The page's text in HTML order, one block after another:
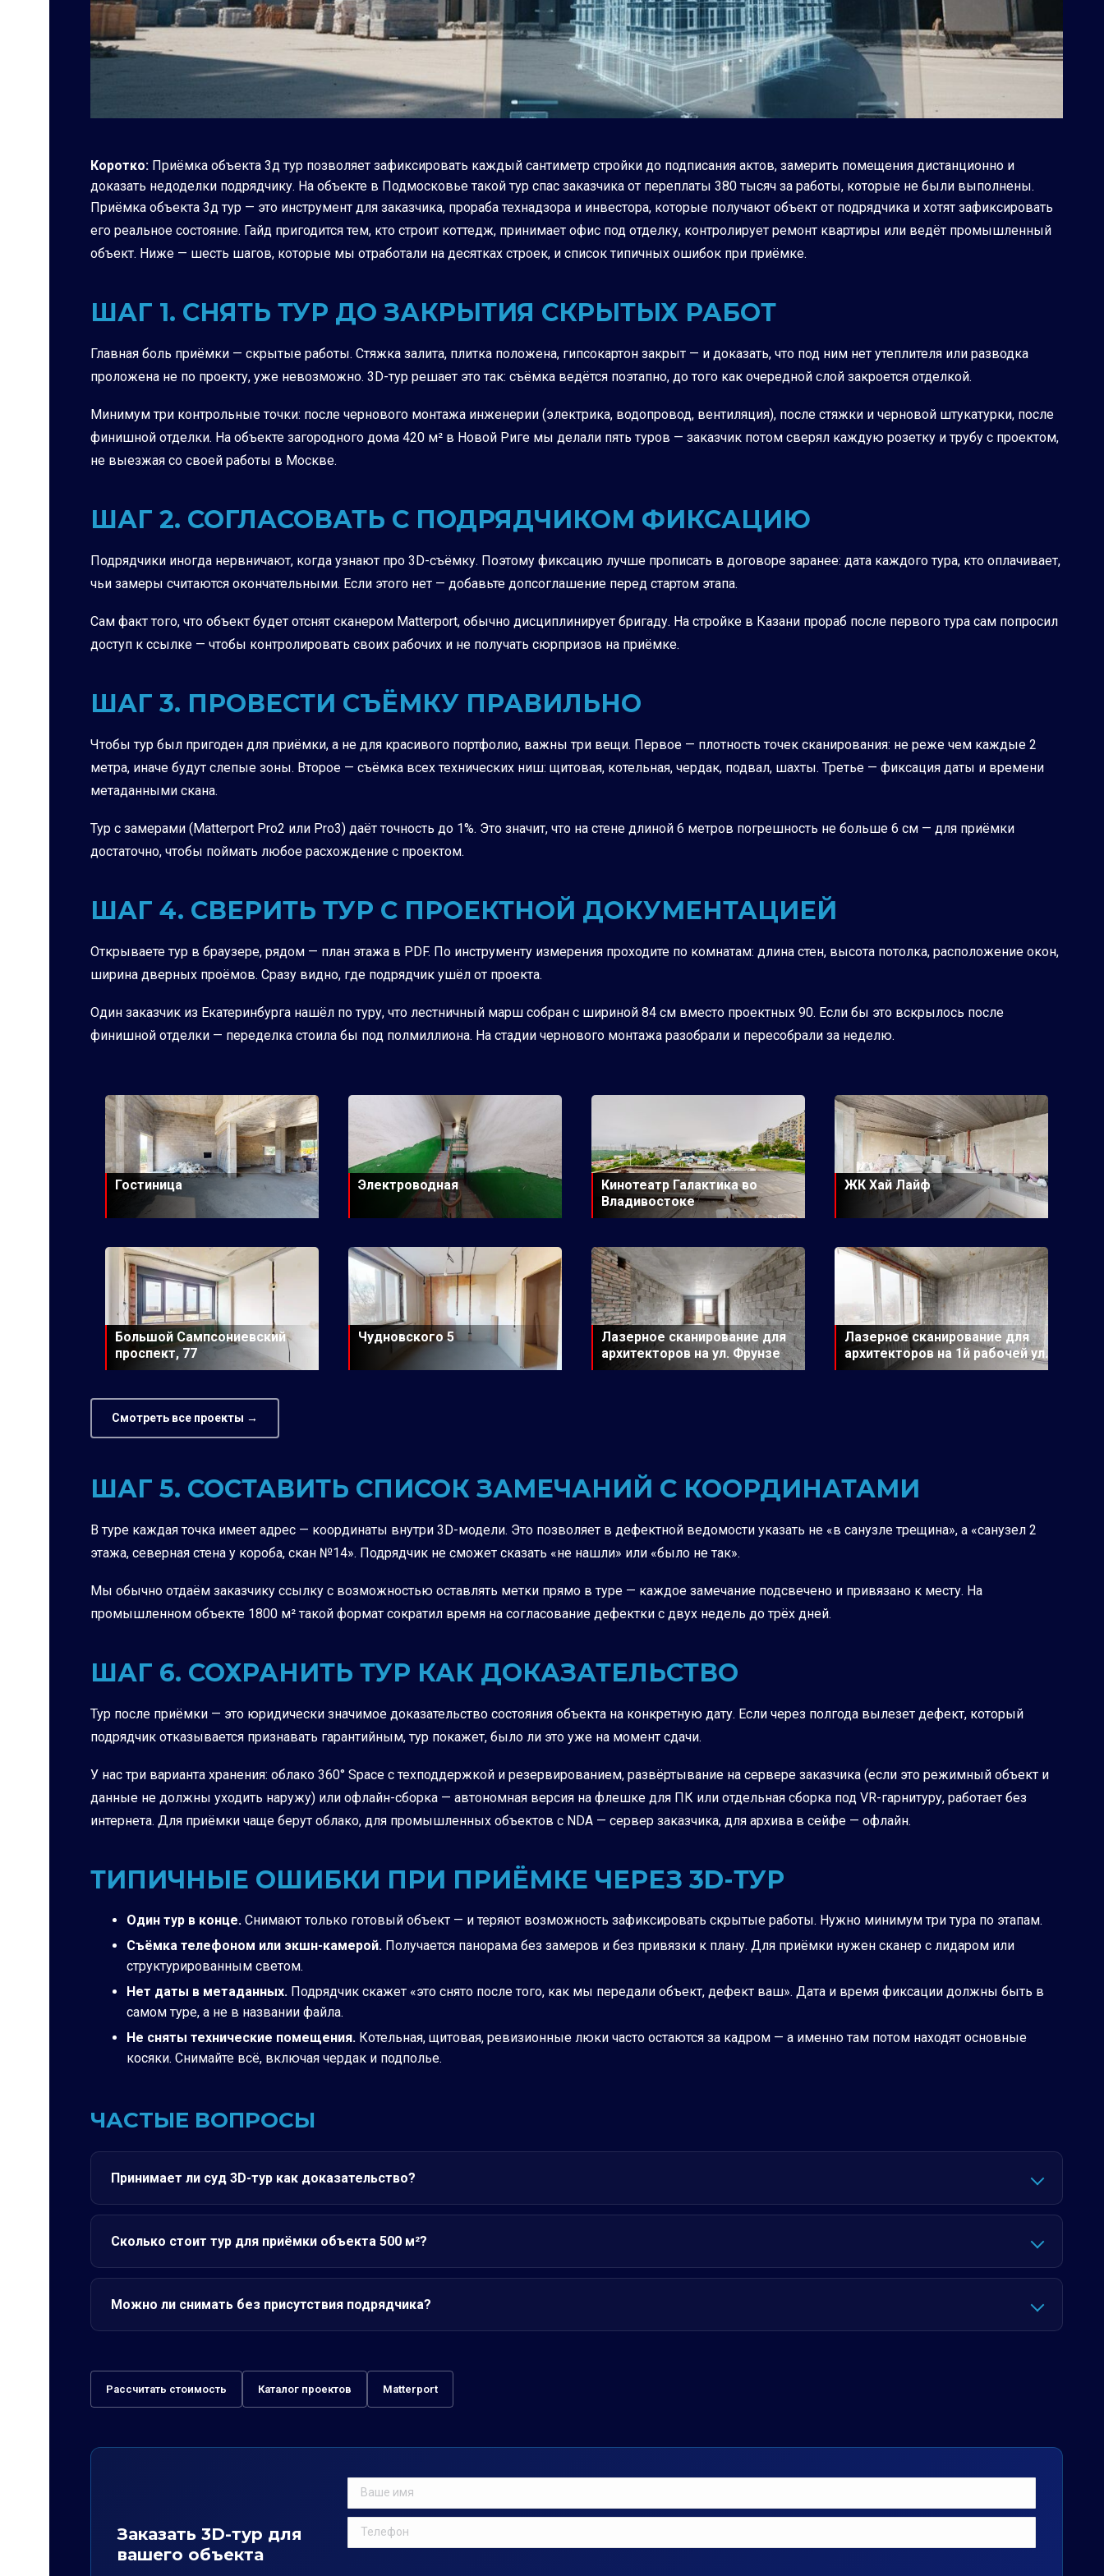
Коротко: Приёмка объекта 3д тур позволяет зафиксировать каждый сантиметр стройки до подписания актов, замерить помещения дистанционно и
доказать недоделки подрядчику. На объекте в Подмосковье такой тур спас заказчика от переплаты 380 тысяч за работы, которые не были выполнены.
Приёмка объекта 3д тур — это инструмент для заказчика, прораба технадзора и инвестора, которые получают объект от подрядчика и хотят зафиксировать
его реальное состояние. Гайд пригодится тем, кто строит коттедж, принимает офис под отделку, контролирует ремонт квартиры или ведёт промышленный
объект. Ниже — шесть шагов, которые мы отработали на десятках строек, и список типичных ошибок при приёмке.
ШАГ 1. СНЯТЬ ТУР ДО ЗАКРЫТИЯ СКРЫТЫХ РАБОТ
Главная боль приёмки — скрытые работы. Стяжка залита, плитка положена, гипсокартон закрыт — и доказать, что под ним нет утеплителя или разводка
проложена не по проекту, уже невозможно. 3D-тур решает это так: съёмка ведётся поэтапно, до того как очередной слой закроется отделкой.
Минимум три контрольные точки: после чернового монтажа инженерии (электрика, водопровод, вентиляция), после стяжки и черновой штукатурки, после
финишной отделки. На объекте загородного дома 420 м² в Новой Риге мы делали пять туров — заказчик потом сверял каждую розетку и трубу с проектом,
не выезжая со своей работы в Москве.
ШАГ 2. СОГЛАСОВАТЬ С ПОДРЯДЧИКОМ ФИКСАЦИЮ
Подрядчики иногда нервничают, когда узнают про 3D-съёмку. Поэтому фиксацию лучше прописать в договоре заранее: дата каждого тура, кто оплачивает,
чьи замеры считаются окончательными. Если этого нет — добавьте допсоглашение перед стартом этапа.
Сам факт того, что объект будет отснят сканером Matterport, обычно дисциплинирует бригаду. На стройке в Казани прораб после первого тура сам попросил
доступ к ссылке — чтобы контролировать своих рабочих и не получать сюрпризов на приёмке.
ШАГ 3. ПРОВЕСТИ СЪЁМКУ ПРАВИЛЬНО
Чтобы тур был пригоден для приёмки, а не для красивого портфолио, важны три вещи. Первое — плотность точек сканирования: не реже чем каждые 2
метра, иначе будут слепые зоны. Второе — съёмка всех технических ниш: щитовая, котельная, чердак, подвал, шахты. Третье — фиксация даты и времени
метаданными скана.
Тур с замерами (Matterport Pro2 или Pro3) даёт точность до 1%. Это значит, что на стене длиной 6 метров погрешность не больше 6 см — для приёмки
достаточно, чтобы поймать любое расхождение с проектом.
ШАГ 4. СВЕРИТЬ ТУР С ПРОЕКТНОЙ ДОКУМЕНТАЦИЕЙ
Открываете тур в браузере, рядом — план этажа в PDF. По инструменту измерения проходите по комнатам: длина стен, высота потолка, расположение окон,
ширина дверных проёмов. Сразу видно, где подрядчик ушёл от проекта.
Один заказчик из Екатеринбурга нашёл по туру, что лестничный марш собран с шириной 84 см вместо проектных 90. Если бы это вскрылось после
финишной отделки — переделка стоила бы под полмиллиона. На стадии чернового монтажа разобрали и пересобрали за неделю.
Гостиница Электроводная
Кинотеатр Галактика во
Владивостоке
ЖК Хай Лайф
Большой Сампсониевский
проспект, 77
Чудновского 5
Лазерное сканирование для
архитекторов на ул. Фрунзе
Лазерное сканирование для
архитекторов на 1й рабочей ул.
Смотреть все проекты →
ШАГ 5. СОСТАВИТЬ СПИСОК ЗАМЕЧАНИЙ С КООРДИНАТАМИ
В туре каждая точка имеет адрес — координаты внутри 3D-модели. Это позволяет в дефектной ведомости указать не «в санузле трещина», а «санузел 2
этажа, северная стена у короба, скан №14». Подрядчик не сможет сказать «не нашли» или «было не так».
Мы обычно отдаём заказчику ссылку с возможностью оставлять метки прямо в туре — каждое замечание подсвечено и привязано к месту. На
промышленном объекте 1800 м² такой формат сократил время на согласование дефектки с двух недель до трёх дней.
ШАГ 6. СОХРАНИТЬ ТУР КАК ДОКАЗАТЕЛЬСТВО
Тур после приёмки — это юридически значимое доказательство состояния объекта на конкретную дату. Если через полгода вылезет дефект, который
подрядчик отказывается признавать гарантийным, тур покажет, было ли это уже на момент сдачи.
У нас три варианта хранения: облако 360° Space с техподдержкой и резервированием, развёртывание на сервере заказчика (если это режимный объект и
данные не должны уходить наружу) или офлайн-сборка — автономная версия на флешке для ПК или отдельная сборка под VR-гарнитуру, работает без
интернета. Для приёмки чаще берут облако, для промышленных объектов с NDA — сервер заказчика, для архива в сейфе — офлайн.
ТИПИЧНЫЕ ОШИБКИ ПРИ ПРИЁМКЕ ЧЕРЕЗ 3D-ТУР
Один тур в конце. Снимают только готовый объект — и теряют возможность зафиксировать скрытые работы. Нужно минимум три тура по этапам.
Съёмка телефоном или экшн-камерой. Получается панорама без замеров и без привязки к плану. Для приёмки нужен сканер с лидаром или
структурированным светом.
Нет даты в метаданных. Подрядчик скажет «это снято после того, как мы передали объект, дефект ваш». Дата и время фиксации должны быть в
самом туре, а не в названии файла.
Не сняты технические помещения. Котельная, щитовая, ревизионные люки часто остаются за кадром — а именно там потом находят основные
косяки. Снимайте всё, включая чердак и подполье.
ЧАСТЫЕ ВОПРОСЫ
Принимает ли суд 3D-тур как доказательство?
Сколько стоит тур для приёмки объекта 500 м²?
Можно ли снимать без присутствия подрядчика?
Рассчитать стоимость Каталог проектов Matterport
Заказать 3D-тур для
вашего объекта